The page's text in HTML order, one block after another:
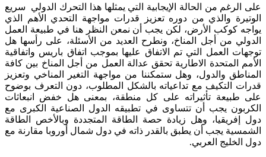
على الرغم من الحالة الإيجابية التي يمثلها هذا التحرك الدولي سريع
الوتيرة والذي من دوره تعزيز قدرات مواجهة التحدي الأهم الذي
يواجه كوكب الأرض، لكن يجب أن نمعن النظر هنا في طبيعة العمل
الدولي من أجل المناخ، ونطرح العديد من الأسئلة، على رأسها هل
توجهات العمل التي تم الاتفاق عليها بموجب اتفاق باريس واتفاقية
الأمم المتحدة الاطارية تحقق عدالة العمل من أجل المناخ بين كافة
المناطق والدول، وهل ستمكننا من مواجهة التغير المناخي وتعزيز
قدرات التكيف مع تداعياته بالشكل المطلوب، دون التعرف بوضوح
على طبيعة تأثيراته على كل منطقة، بمعنى هل خفض انبعاثات
الكربون يجب أن تتساوى في تطبيقه الدول الصناعية الكبرى مع
دول إفريقيا، وهل زيادة حصة الطاقة المتجددة وبالأخص الطاقة
الشمسية يجب أن يطبق بالقدر ذاته في دول شمال أوروبا مقارنة مع
دول الخليج العربي.